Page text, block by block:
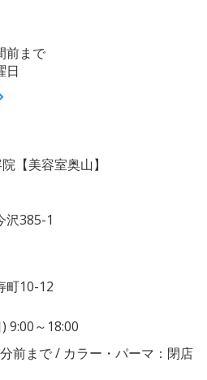
前まで
日
【美容室奥山】
沢385-1
町10-12
9:00～18:00
前まで / カラー・パーマ：閉店